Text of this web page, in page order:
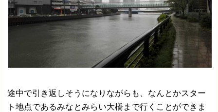
途中で引き返しそうになりながらも、なんとかスター
ト地点であるみなとみらい大橋まで行くことができま